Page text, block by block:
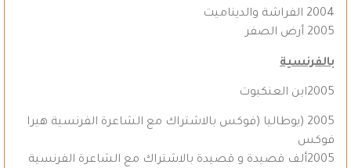
2004 الفراشة والديناميت
2005 أرض الصفر
بالفرنسية
2005ابن العنكبوت
2005 (يوطاليا (فوكس بالاشتراك مع الشاعرة الفرنسية هيرا
فوكس
2005ألف قصيدة و قصيدة بالاشتراك مع الشاعرة الفرنسية